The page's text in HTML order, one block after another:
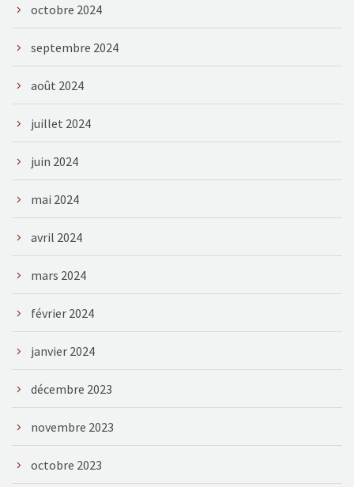
octobre 2024
septembre 2024
août 2024
juillet 2024
juin 2024
mai 2024
avril 2024
mars 2024
février 2024
janvier 2024
décembre 2023
novembre 2023
octobre 2023